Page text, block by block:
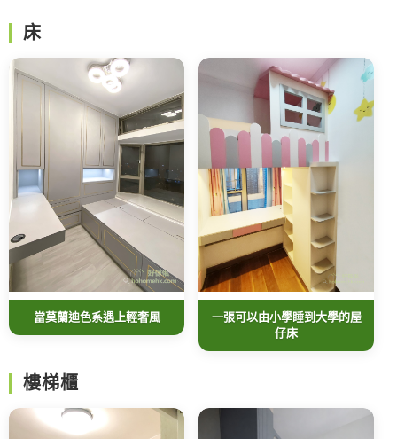
床
當莫蘭迪色系遇上輕奢風
一張可以由小學睡到大學的屋
仔床
樓梯櫃